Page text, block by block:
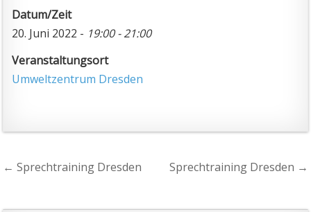
Datum/Zeit
20. Juni 2022 - 19:00 - 21:00
Veranstaltungsort
Umweltzentrum Dresden
Beitragsnavigation
← Sprechtraining Dresden Sprechtraining Dresden →